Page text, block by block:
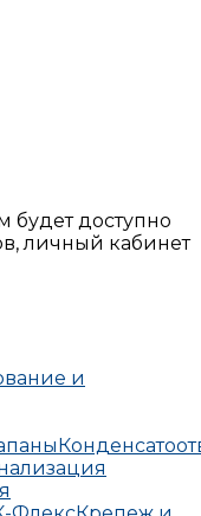
будет доступно
личный кабинет
и